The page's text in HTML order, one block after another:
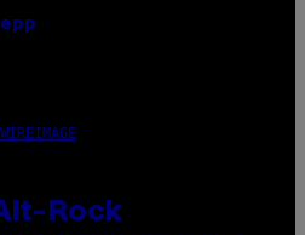
Rock